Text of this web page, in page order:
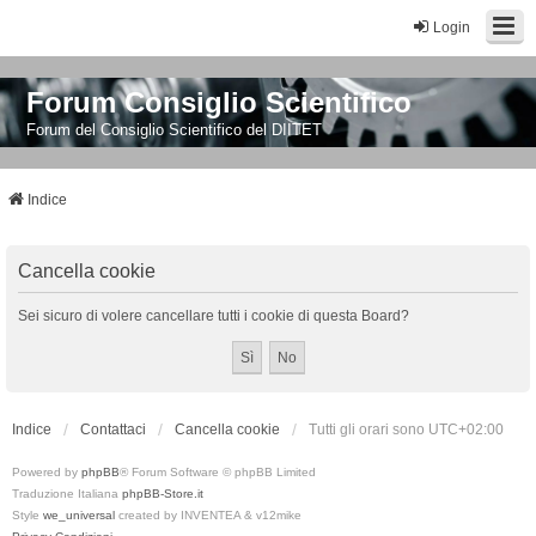
Login
Forum Consiglio Scientifico
Forum del Consiglio Scientifico del DIITET
Indice
Cancella cookie
Sei sicuro di volere cancellare tutti i cookie di questa Board?
Indice Contattaci Cancella cookie Tutti gli orari sono UTC+02:00
Powered by phpBB® Forum Software © phpBB Limited
Traduzione Italiana phpBB-Store.it
Style we_universal created by INVENTEA & v12mike